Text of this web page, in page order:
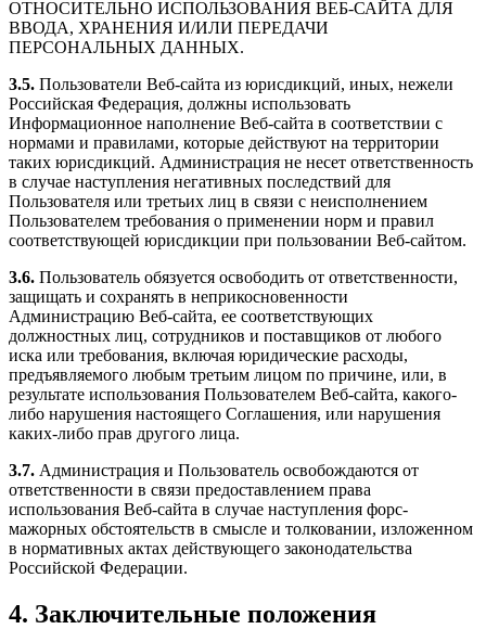
ОТНОСИТЕЛЬНО ИСПОЛЬЗОВАНИЯ ВЕБ-САЙТА ДЛЯ
ВВОДА, ХРАНЕНИЯ И/ИЛИ ПЕРЕДАЧИ
ПЕРСОНАЛЬНЫХ ДАННЫХ.
3.5. Пользователи Веб-сайта из юрисдикций, иных, нежели
Российская Федерация, должны использовать
Информационное наполнение Веб-сайта в соответствии с
нормами и правилами, которые действуют на территории
таких юрисдикций. Администрация не несет ответственность
в случае наступления негативных последствий для
Пользователя или третьих лиц в связи с неисполнением
Пользователем требования о применении норм и правил
соответствующей юрисдикции при пользовании Веб-сайтом.
3.6. Пользователь обязуется освободить от ответственности,
защищать и сохранять в неприкосновенности
Администрацию Веб-сайта, ее соответствующих
должностных лиц, сотрудников и поставщиков от любого
иска или требования, включая юридические расходы,
предъявляемого любым третьим лицом по причине, или, в
результате использования Пользователем Веб-сайта, какого-
либо нарушения настоящего Соглашения, или нарушения
каких-либо прав другого лица.
3.7. Администрация и Пользователь освобождаются от
ответственности в связи предоставлением права
использования Веб-сайта в случае наступления форс-
мажорных обстоятельств в смысле и толковании, изложенном
в нормативных актах действующего законодательства
Российской Федерации.
4. Заключительные положения